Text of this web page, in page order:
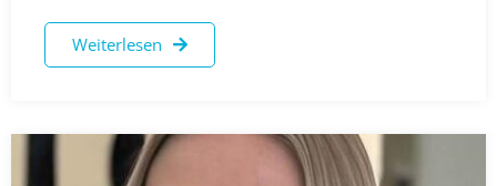
Weiterlesen